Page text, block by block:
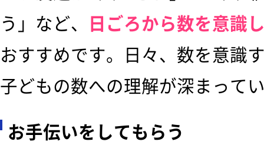
う」など、 日ごろから数を意識
おすすめです。日々、数を意識
子どもの数への理解が深まって
お手伝いをしてもらう